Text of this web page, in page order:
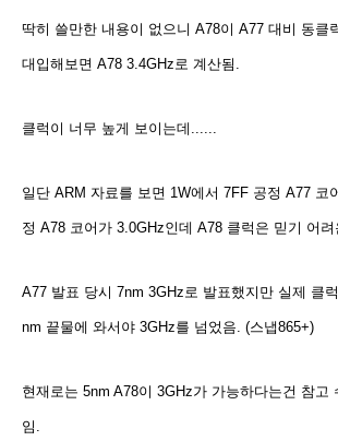
딱히 쓸만한 내용이 없으니 A78이 A77 대비 동클
대입해보면 A78 3.4GHz로 계산됨.
클럭이 너무 높게 보이는데......
일단 ARM 자료를 보면 1W에서 7FF 공정 A77 코
정 A78 코어가 3.0GHz인데 A78 클럭은 믿기 어려
A77 발표 당시 7nm 3GHz로 발표했지만 실제 클
nm 끝물에 와서야 3GHz를 넘었음. (스냅865+)
현재로는 5nm A78이 3GHz가 가능하다는건 참고
임.